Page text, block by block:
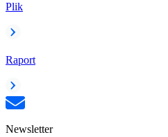
Plik
Raport
Newsletter